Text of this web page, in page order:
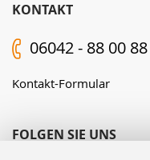
KONTAKT
06042 - 88 00 88
Kontakt-Formular
FOLGEN SIE UNS